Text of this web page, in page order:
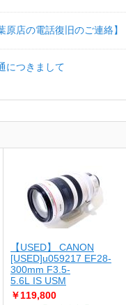
店の電話復旧のご連絡】
につきまして
【USED】 CANON
[USED]u059217 EF28-
300mm F3.5-
5.6L IS USM
￥119,800